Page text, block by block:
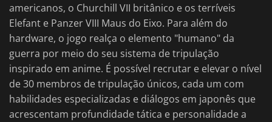
americanos, o Churchill VII britânico e os terríveis
Elefant e Panzer VIII Maus do Eixo. Para além do
hardware, o jogo realça o elemento "humano" da
guerra por meio do seu sistema de tripulação
inspirado em anime. É possível recrutar e elevar o nível
de 30 membros de tripulação únicos, cada um com
habilidades especializadas e diálogos em japonês que
acrescentam profundidade tática e personalidade a